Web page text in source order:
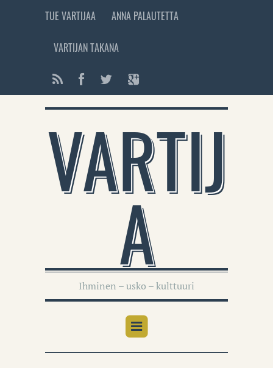
TUE VARTIJAA ANNA PALAUTETTA
VARTIJAN TAKANA
VARTIJ
A
Ihminen – usko – kulttuuri